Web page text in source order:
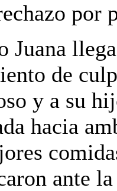
por
Juana
de
y a su
hacia
ante